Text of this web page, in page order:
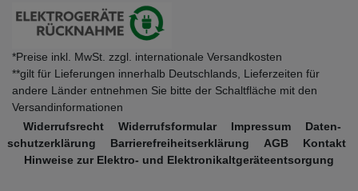
*Preise inkl. MwSt. zzgl. internationale Versandkosten
**gilt für Lieferungen innerhalb Deutschlands, Lieferzeiten für
andere Länder entnehmen Sie bitte der Schaltfläche mit den
Versandinformationen
Widerrufs­recht
Widerrufs­formular Impressum
Daten­
schutz­erklärung
Barrierefreiheitserklärung AGB
Kontakt
Hinweise zur Elektro- und Elektronikaltgeräteentsorgung